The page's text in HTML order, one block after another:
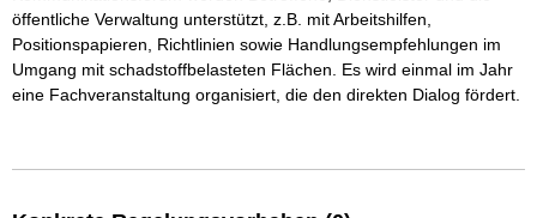
öffentliche Verwaltung unterstützt, z.B. mit Arbeitshilfen,
Positionspapieren, Richtlinien sowie Handlungsempfehlungen im
Umgang mit schadstoffbelasteten Flächen. Es wird einmal im Jahr
eine Fachveranstaltung organisiert, die den direkten Dialog fördert.